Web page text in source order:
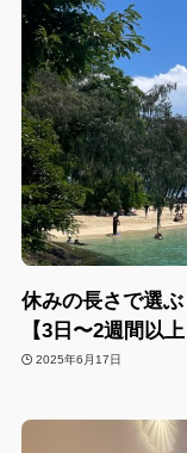
休みの長さで選
【3日〜2週間以上
2025年6月17日